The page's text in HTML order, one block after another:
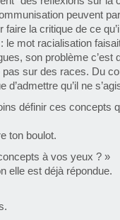
peuvent
faire la critique de ce
le mot racialisation
son problème c’est
sur des races. Du
d’admettre qu’il ne
définir ces concepts
ton boulot.
à vos yeux ? »
elle est déjà répondue.